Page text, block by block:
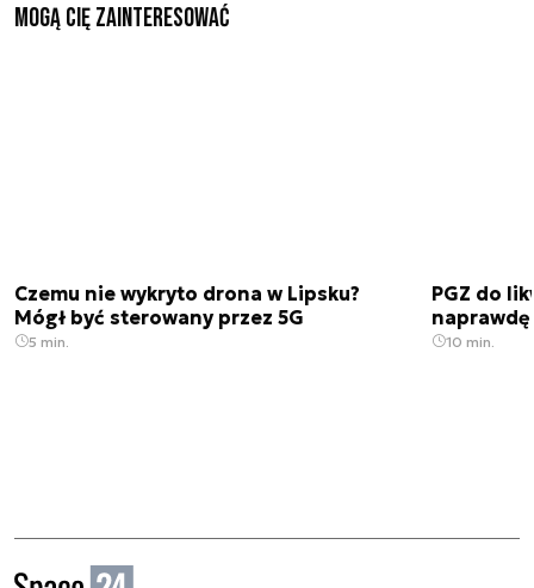
Mogą Cię zainteresować
Czemu nie wykryto drona w Lipsku?
Mógł być sterowany przez 5G
5 min.
PGZ do
10 min.